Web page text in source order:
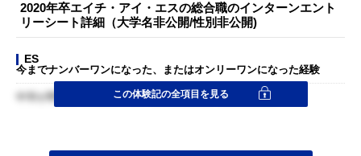
2020年卒エイチ・アイ・エスの総合職のインターンエント
リーシート詳細（大学名非公開/性別非公開)
ES
今までナンバーワンになった、またはオンリーワンになった経験
中学が野球部で高校サッカー部で初心者から始めた経験
この体験記の全項目を見る